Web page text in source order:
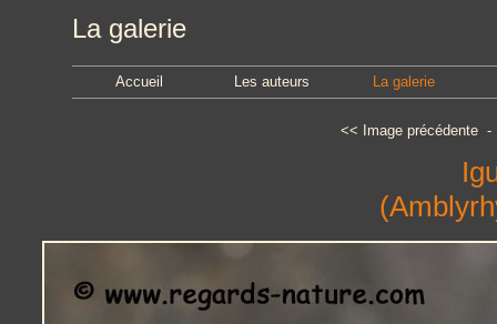
La galerie
Accueil Les auteurs La galerie
<< Image précédente